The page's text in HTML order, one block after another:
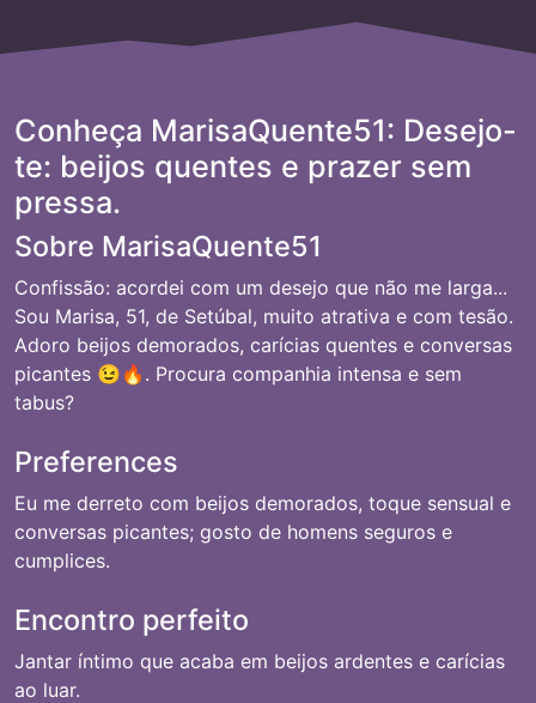
Conheça MarisaQuente51: Desejo-
te: beijos quentes e prazer sem
pressa.
Sobre MarisaQuente51
Confissão: acordei com um desejo que não me larga...
Sou Marisa, 51, de Setúbal, muito atrativa e com tesão.
Adoro beijos demorados, carícias quentes e conversas
picantes 😉🔥. Procura companhia intensa e sem
tabus?
Preferences
Eu me derreto com beijos demorados, toque sensual e
conversas picantes; gosto de homens seguros e
cumplices.
Encontro perfeito
Jantar íntimo que acaba em beijos ardentes e carícias
ao luar.